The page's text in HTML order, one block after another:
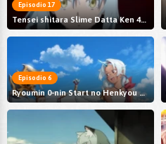
Episodio 17
Tensei shitara Slime Datta Ken 4th Season
Episodio 6
Ryoumin 0-nin Start no Henkyou Ryoushu-sama